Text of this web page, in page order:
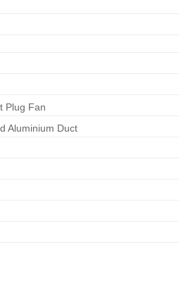
Plug Fan
Aluminium Duct